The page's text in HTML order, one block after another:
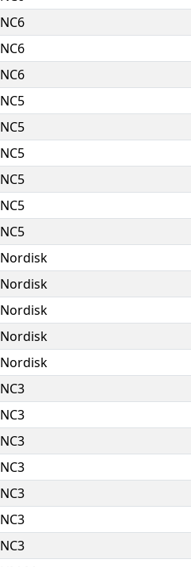
NC6
NC6
NC6
NC5
NC5
NC5
NC5
NC5
NC5
Nordisk
Nordisk
Nordisk
Nordisk
Nordisk
NC3
NC3
NC3
NC3
NC3
NC3
NC3